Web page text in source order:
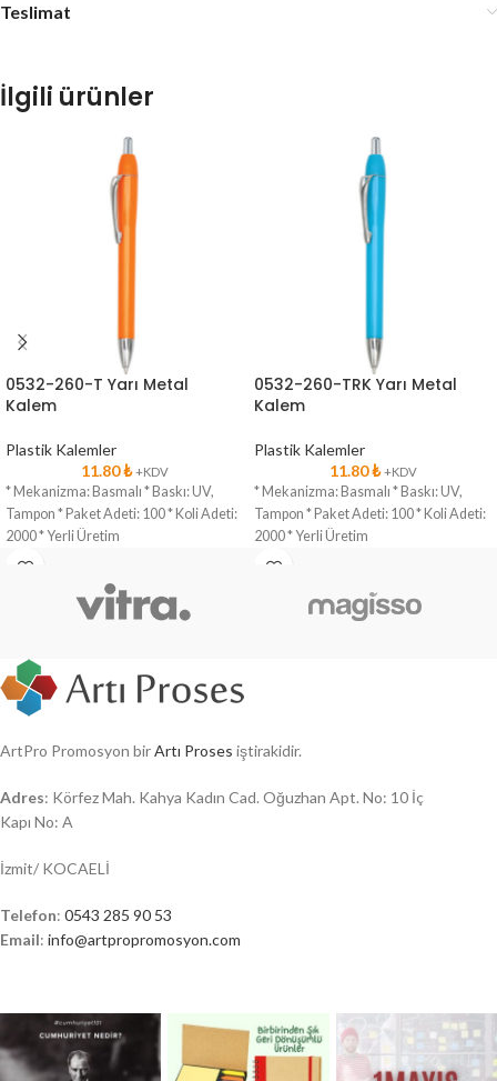
Teslimat
İlgili ürünler
0532-260-T Yarı Metal
Kalem
Plastik Kalemler
11.80₺ +KDV
* Mekanizma: Basmalı * Baskı: UV,
Tampon * Paket Adeti: 100 * Koli Adeti:
2000 * Yerli Üretim
0532-260-TRK Yarı Metal
Kalem
Plastik Kalemler
11.80₺ +KDV
* Mekanizma: Basmalı * Baskı: UV,
Tampon * Paket Adeti: 100 * Koli Adeti:
2000 * Yerli Üretim
ArtPro Promosyon birArtı Proses iştirakidir.
Adres: Körfez Mah. Kahya Kadın Cad. Oğuzhan Apt. No: 10 İç
Kapı No: A
İzmit/ KOCAELİ
Telefon: 0543 285 90 53
Email: info@artpropromosyon.com